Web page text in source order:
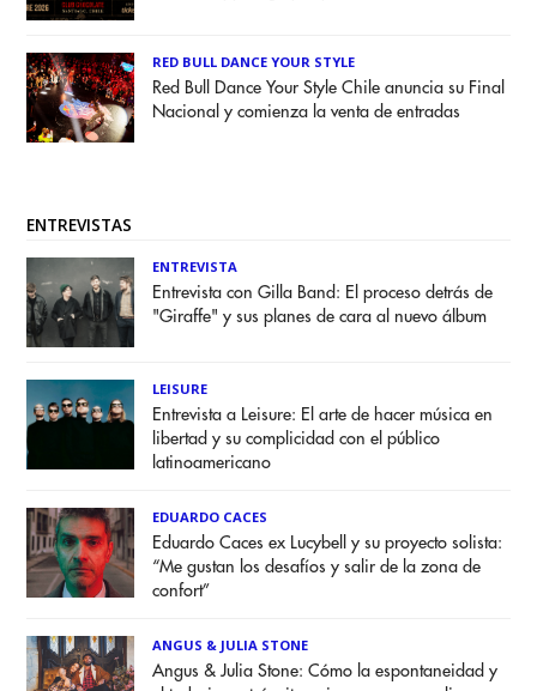
RED BULL DANCE YOUR STYLE
Red Bull Dance Your Style Chile anuncia su Final
Nacional y comienza la venta de entradas
ENTREVISTAS
ENTREVISTA
Entrevista con Gilla Band: El proceso detrás de
"Giraffe" y sus planes de cara al nuevo álbum
LEISURE
Entrevista a Leisure: El arte de hacer música en
libertad y su complicidad con el público
latinoamericano
EDUARDO CACES
Eduardo Caces ex Lucybell y su proyecto solista:
“Me gustan los desafíos y salir de la zona de
confort”
ANGUS & JULIA STONE
Angus & Julia Stone: Cómo la espontaneidad y